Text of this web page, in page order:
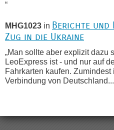
“
MHG1023 in Berichte und
Zug in die Ukraine
„Man sollte aber explizit dazu
LeoExpress ist - und nur auf
Fahrkarten kaufen.
Verbindung von